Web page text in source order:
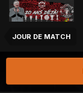
JOUR DE MATCH